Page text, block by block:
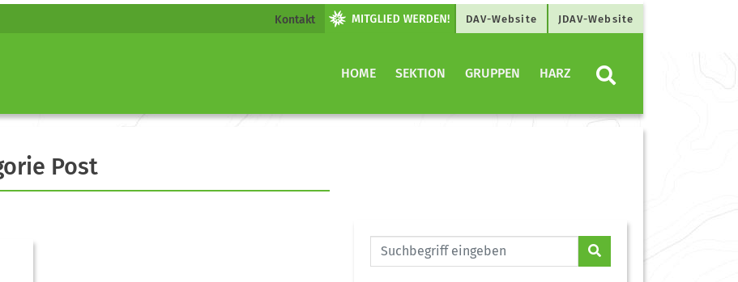
Kontakt DAV-Website JDAV-Website
HOME SEKTION GRUPPEN HARZ
Post